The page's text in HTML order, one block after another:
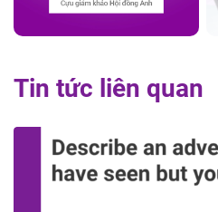
Tin tức liên quan